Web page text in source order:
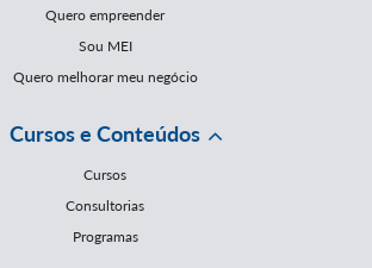
Quero empreender
Sou MEI
Quero melhorar meu negócio
Cursos e Conteúdos
Cursos
Consultorias
Programas